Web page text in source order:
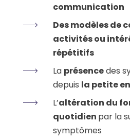
communication
Des modèles de
activités ou
répétitifs
La présencedes
depuis la petite
L’altération du
quotidien par la
symptômes